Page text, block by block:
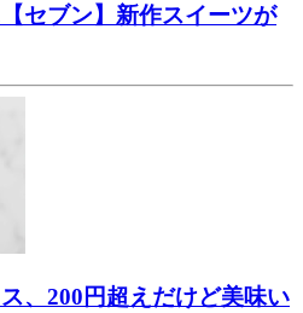
セブン】新作スイーツが
、200円超えだけど美味い